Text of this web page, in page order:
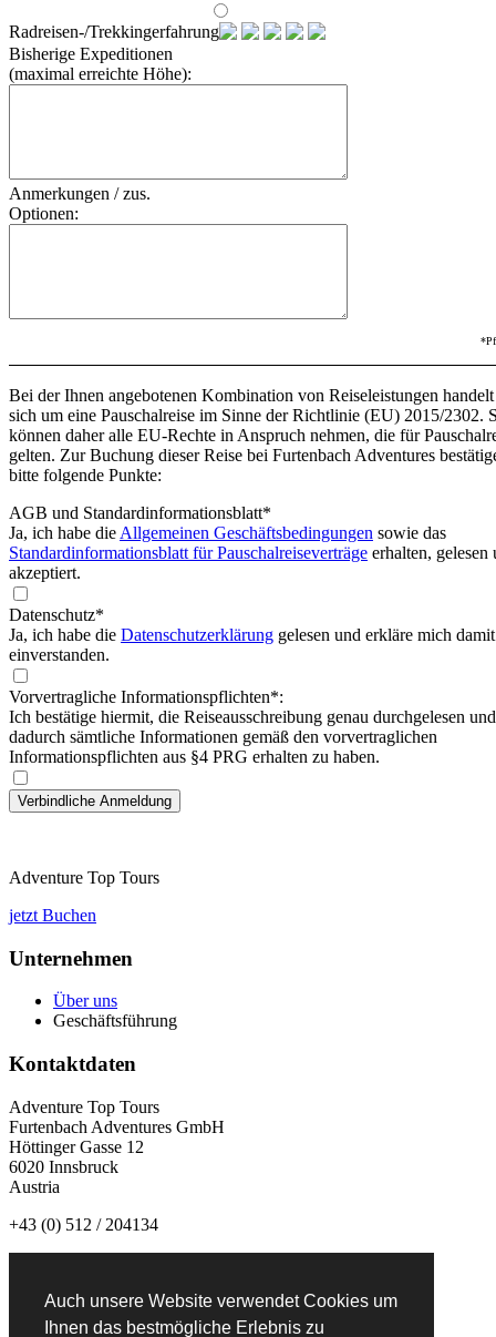
Auch unsere Website verwendet Cookies um
Ihnen das bestmögliche Erlebnis zu
Radreisen-/Trekkingerfahrung:
Bisherige Expeditionen
(maximal erreichte Höhe):
Anmerkungen / zus.
Optionen:
Bei der Ihnen angebotenen Kombination von Reiseleistungen handelt
sich um eine Pauschalreise im Sinne der Richtlinie (EU) 2015/2302.
können daher alle EU-Rechte in Anspruch nehmen, die für
gelten. Zur Buchung dieser Reise bei Furtenbach Adventures
bitte folgende Punkte:
AGB und Standardinformationsblatt*
Ja, ich habe die Allgemeinen Geschäftsbedingungen sowie das
Standardinformationsblatt für Pauschalreiseverträge erhalten, gelesen
akzeptiert.
Datenschutz*
Ja, ich habe die Datenschutzerklärung gelesen und erkläre mich damit
einverstanden.
Vorvertragliche Informationspflichten*:
Ich bestätige hiermit, die Reiseausschreibung genau durchgelesen und
dadurch sämtliche Informationen gemäß den vorvertraglichen
Informationspflichten aus §4 PRG erhalten zu haben.
Adventure Top Tours
jetzt Buchen
Unternehmen
Über uns
Geschäftsführung
Kontaktdaten
Adventure Top Tours
Furtenbach Adventures GmbH
Höttinger Gasse 12
6020 Innsbruck
Austria
+43 (0) 512 / 204134
Newsletteranmeldung: